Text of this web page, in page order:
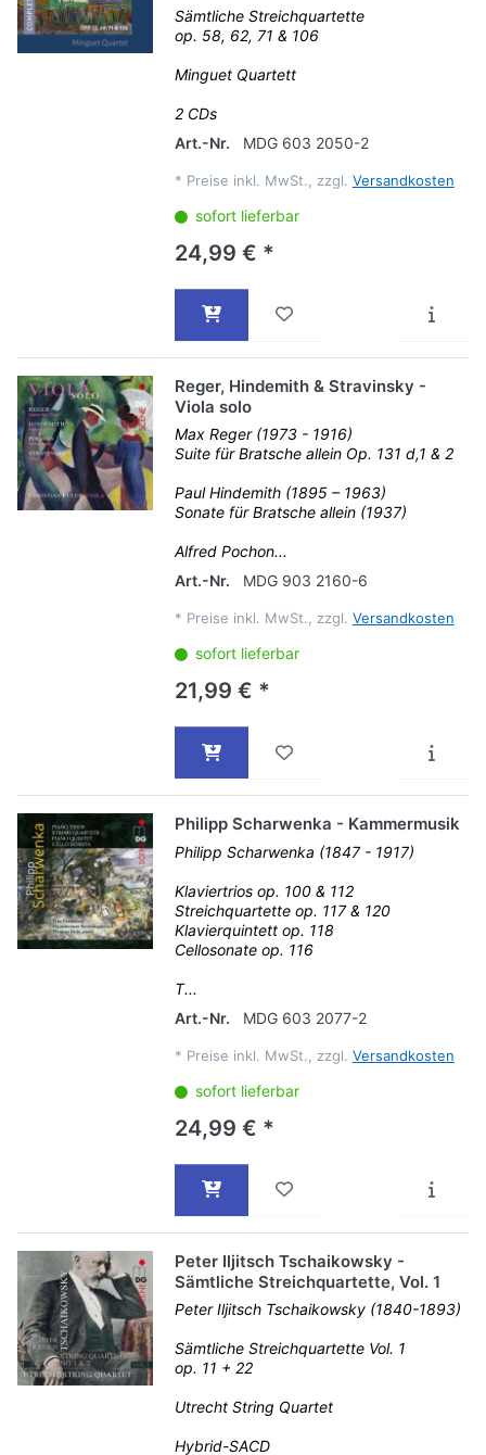
Sämtliche Streichquartette
op. 58, 62, 71 & 106
Minguet Quartett
2 CDs
Art.-Nr.
MDG 603 2050-2
* Preise inkl. MwSt., zzgl. Versandkosten
sofort lieferbar
24,99 € *
Reger, Hindemith & Stravinsky -
Viola solo
Max Reger (1973 - 1916)
Suite für Bratsche allein Op. 131 d,1 & 2
Paul Hindemith (1895 – 1963)
Sonate für Bratsche allein (1937)
Alfred Pochon...
Art.-Nr.
MDG 903 2160-6
* Preise inkl. MwSt., zzgl. Versandkosten
sofort lieferbar
21,99 € *
Philipp Scharwenka - Kammermusik
Philipp Scharwenka (1847 - 1917)
Klaviertrios op. 100 & 112
Streichquartette op. 117 & 120
Klavierquintett op. 118
Cellosonate op. 116
T...
Art.-Nr.
MDG 603 2077-2
* Preise inkl. MwSt., zzgl. Versandkosten
sofort lieferbar
24,99 € *
Peter Iljitsch Tschaikowsky -
Sämtliche Streichquartette, Vol. 1
Peter Iljitsch Tschaikowsky (1840-1893)
Sämtliche Streichquartette Vol. 1
op. 11 + 22
Utrecht String Quartet
Hybrid-SACD